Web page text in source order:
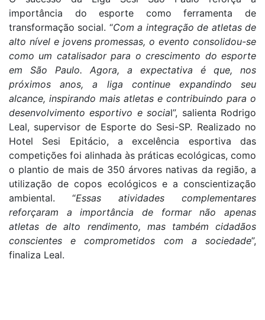
importância do esporte como ferramenta de
transformação social. “Com a integração de atletas de
alto nível e jovens promessas, o evento consolidou-se
como um catalisador para o crescimento do esporte
em São Paulo. Agora, a expectativa é que, nos
próximos anos, a liga continue expandindo seu
alcance, inspirando mais atletas e contribuindo para o
desenvolvimento esportivo e social”, salienta Rodrigo
Leal, supervisor de Esporte do Sesi-SP. Realizado no
Hotel Sesi Epitácio, a excelência esportiva das
competições foi alinhada às práticas ecológicas, como
o plantio de mais de 350 árvores nativas da região, a
utilização de copos ecológicos e a conscientização
ambiental. “Essas atividades complementares
reforçaram a importância de formar não apenas
atletas de alto rendimento, mas também cidadãos
conscientes e comprometidos com a sociedade”,
finaliza Leal.